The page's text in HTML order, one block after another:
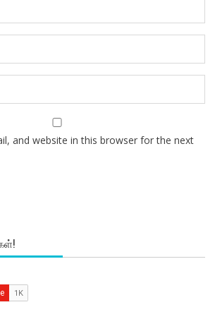
and website in this browser for the next